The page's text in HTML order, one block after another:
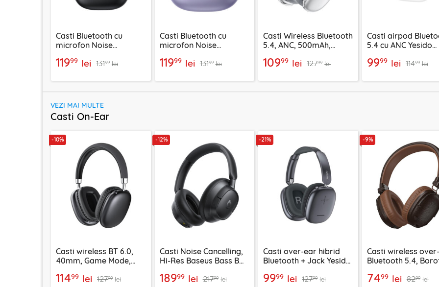
Casti Bluetooth cu
microfon Noise
negru, 45785
11999 lei 13199 lei
Casti Bluetooth cu
microfon Noise
55430
11999 lei 13199 lei
Casti Wireless Bluetooth
5.4, ANC, 500mAh,
10999 lei 12799 lei
Casti airpod
5.4 cu ANC Yesido
9999 lei 11499 lei
VEZI MAI MULTE
Casti On-Ear
-10%
Casti wireless BT 6.0,
40mm, Game Mode,
11499 lei 12799 lei
-12%
Casti Noise Cancelling,
Hi-Res Baseus Bass BH1
18999 lei 21799 lei
-21%
Casti over-ear hibrid
Bluetooth + Jack Yesido
9999 lei 12799 lei
-9%
Casti wireless
Bluetooth 5.4,
7499 lei 8299 lei